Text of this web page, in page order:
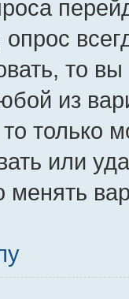
то
из
только
или